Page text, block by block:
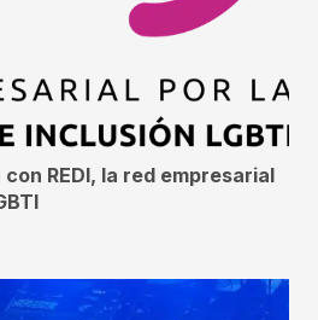
REDI, la red empresarial